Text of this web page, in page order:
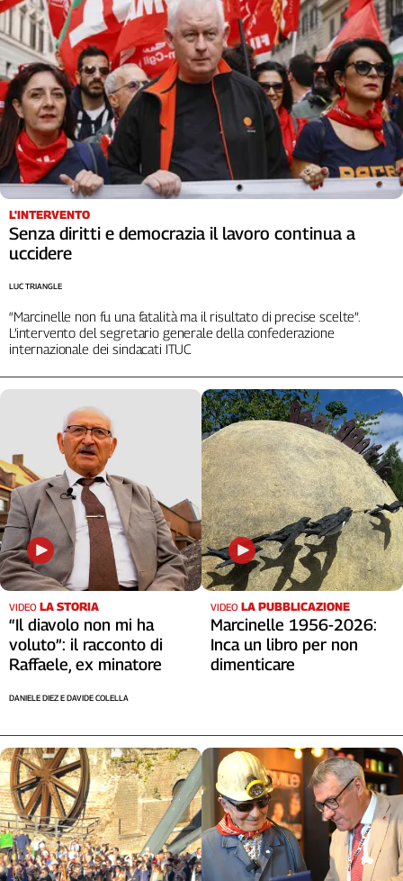
L'Italia
nel
Lavoro
Territori
Abruzzo-
Molise
Alto
Adige
Basilicata
Calabria
Campania
Emilia-
Friuli
Venezia
Lombardia
Marche
Piemonte
Puglia
Sardegna
Sicilia
Toscana
Trentino
Umbria
Valle
D'Aosta
Storico
1955-
2014
Cerca
L'INTERVENTO
Senza diritti e democrazia il lavoro continua a
uccidere
“Marcinelle non fu una fatalità ma il risultato di precise scelte”.
L’intervento del segretario generale della confederazione
internazionale dei sindacati ITUC
LUC TRIANGLE
VIDEO LA STORIA
“Il diavolo non mi ha
voluto”: il racconto di
Raffaele, ex minatore
DANIELE DIEZ E DAVIDE COLELLA
VIDEO LA PUBBLICAZIONE
Marcinelle 1956-2026:
Inca un libro per non
dimenticare